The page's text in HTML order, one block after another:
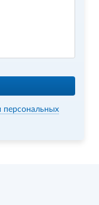
персональных